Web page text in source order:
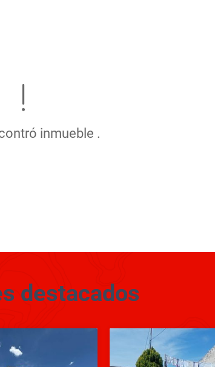
inmueble .
destacados